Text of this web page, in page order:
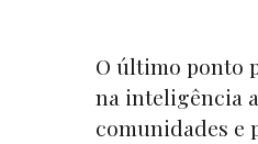
O último ponto
na inteligência
comunidades e